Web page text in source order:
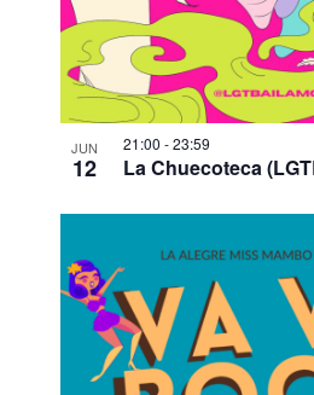
JUN
12 La Chuecoteca
21:00 -23:59